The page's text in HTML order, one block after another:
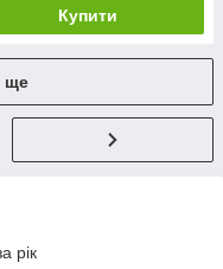
Купити
ще
рік